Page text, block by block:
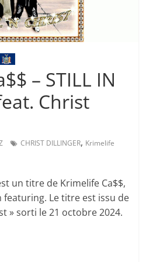
– STILL IN
Christ
CHRIST DILLINGER, Krimelife
un titre de Krimelife Ca$$,
featuring. Le titre est issu de
» sorti le 21 octobre 2024.